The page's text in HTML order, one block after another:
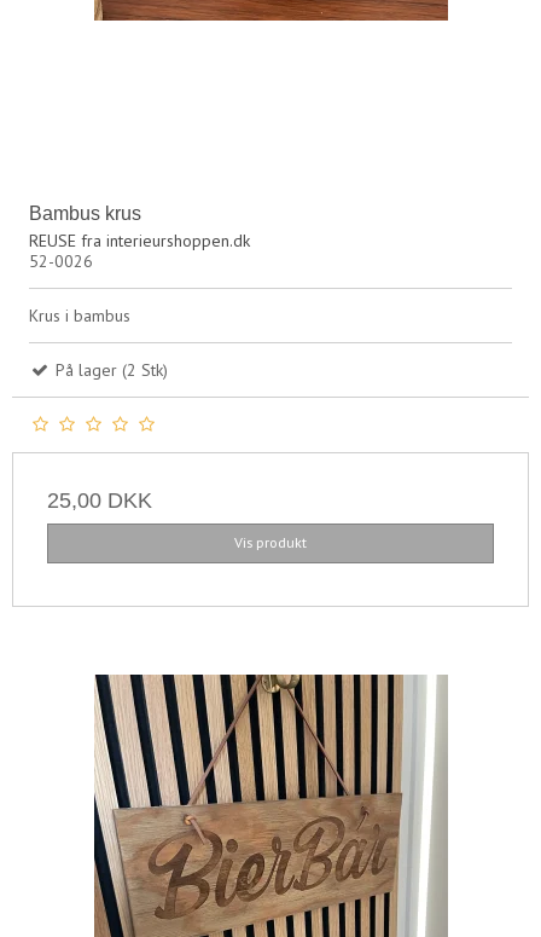
Bambus krus
REUSE fra interieurshoppen.dk
52-0026
Krus i bambus
På lager (2 Stk)
25,00 DKK
Vis produkt